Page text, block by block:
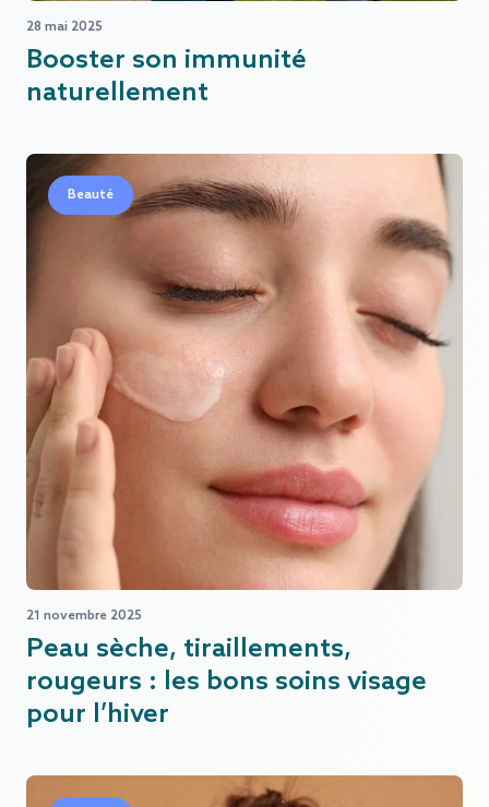
28 mai 2025
Booster son immunité
naturellement
Beauté
21 novembre 2025
Peau sèche, tiraillements,
rougeurs : les bons soins visage
pour l’hiver